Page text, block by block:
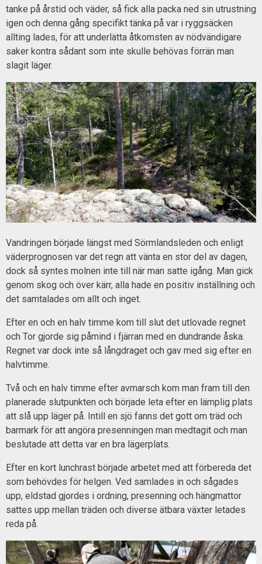
tanke på årstid och väder, så fick alla packa ned sin utrustning
igen och denna gång specifikt tänka på var i ryggsäcken
allting lades, för att underlätta åtkomsten av nödvändigare
saker kontra sådant som inte skulle behövas förrän man
slagit läger.
Vandringen började längst med Sörmlandsleden och enligt
väderprognosen var det regn att vänta en stor del av dagen,
dock så syntes molnen inte till när man satte igång. Man gick
genom skog och över kärr, alla hade en positiv inställning och
det samtalades om allt och inget.
Efter en och en halv timme kom till slut det utlovade regnet
och Tor gjorde sig påmind i fjärran med en dundrande åska.
Regnet var dock inte så långdraget och gav med sig efter en
halvtimme.
Två och en halv timme efter avmarsch kom man fram till den
planerade slutpunkten och började leta efter en lämplig plats
att slå upp läger på. Intill en sjö fanns det gott om träd och
barmark för att angöra presenningen man medtagit och man
beslutade att detta var en bra lägerplats.
Efter en kort lunchrast började arbetet med att förbereda det
som behövdes för helgen. Ved samlades in och sågades
upp, eldstad gjordes i ordning, presenning och hängmattor
sattes upp mellan träden och diverse ätbara växter letades
reda på.